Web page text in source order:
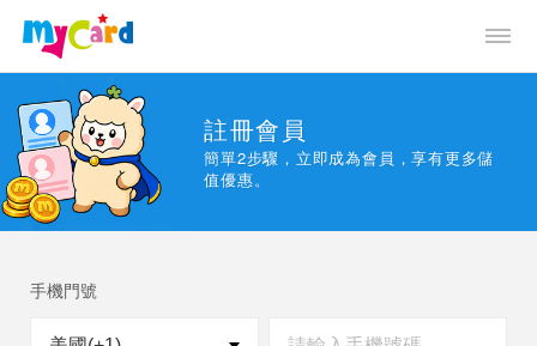
註冊會員
簡單2步驟，立即成為會員，享有更多儲
值優惠。
手機門號